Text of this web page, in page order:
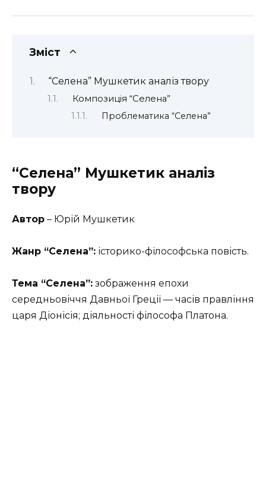
Зміст
“Селена” Мушкетик аналіз твору
Композиція “Селена”
Проблематика “Селена”
“Селена” Мушкетик аналіз
твору
Автор – Юрій Мушкетик
Жанр “Селена”: історико-філософська повість.
Тема “Селена”: зображення епохи
середньовіччя Давньої Греції — часів правління
царя Діонісія; діяльності філософа Платона.